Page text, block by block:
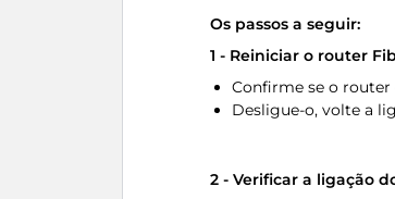
Os passos a seguir:
1 - Reiniciar o router
Confirme se o router
Desligue-o, volte a
2 - Verificar a ligação